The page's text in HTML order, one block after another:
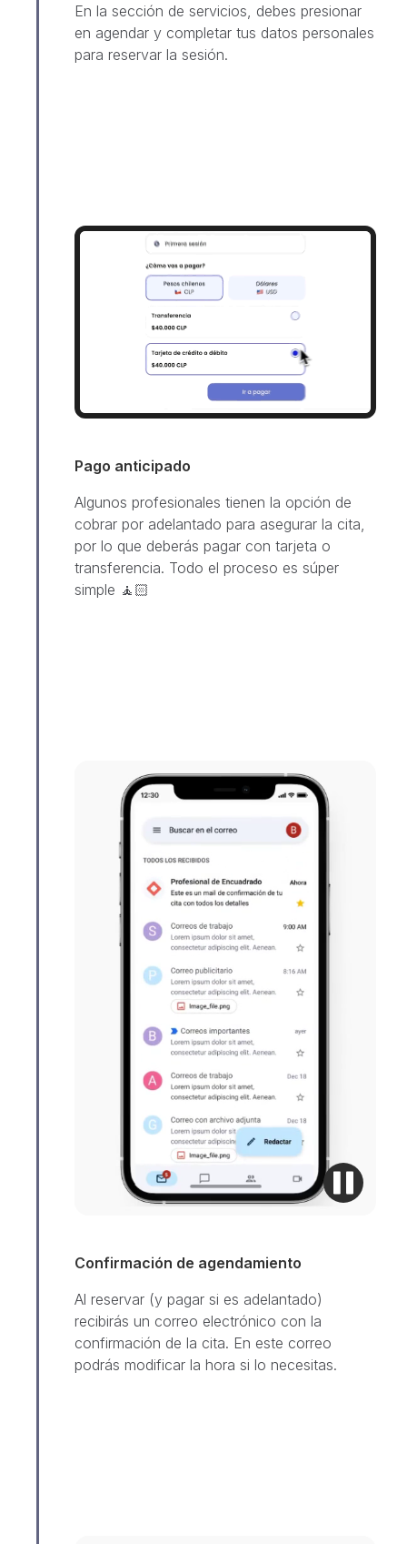
En la sección de servicios, debes presionar
en agendar y completar tus datos personales
para reservar la sesión.
Pago anticipado
Algunos profesionales tienen la opción de
cobrar por adelantado para asegurar la cita,
por lo que deberás pagar con tarjeta o
transferencia. Todo el proceso es súper
simple 🧘🏻
Confirmación de agendamiento
Al reservar (y pagar si es adelantado)
recibirás un correo electrónico con la
confirmación de la cita. En este correo
podrás modificar la hora si lo necesitas.